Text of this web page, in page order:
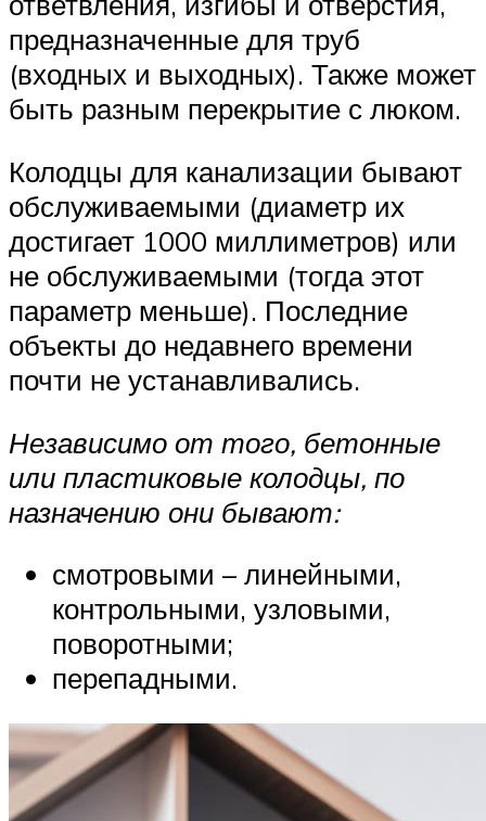
предназначенные для труб
(входных и выходных). Также может
быть разным перекрытие с люком.
Колодцы для канализации бывают
обслуживаемыми (диаметр их
достигает 1000 миллиметров) или
не обслуживаемыми (тогда этот
параметр меньше). Последние
объекты до недавнего времени
почти не устанавливались.
Независимо от того, бетонные
или пластиковые колодцы, по
назначению они бывают:
смотровыми – линейными,
контрольными, узловыми,
поворотными;
перепадными.